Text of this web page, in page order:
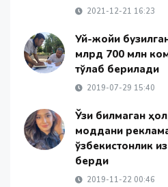
2021-12-21 16:23
Уй-жойи
млрд 700 млн
тўлаб берилади
2019-07-29 15:40
Ўзи билмаган
моддани реклама
ўзбекистонлик
берди
2019-11-22 00:46